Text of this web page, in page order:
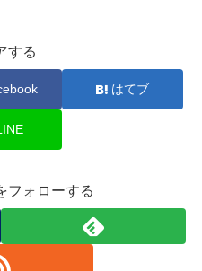
する
はてブ
フォローする